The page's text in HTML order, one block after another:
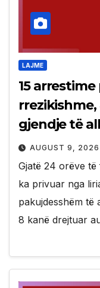
LAJME
15
gjendje të
AUGUST 9, 2026
Gjatë 24 orëve
ka privuar nga
pakujdesshëm të
8 kanë drejtuar